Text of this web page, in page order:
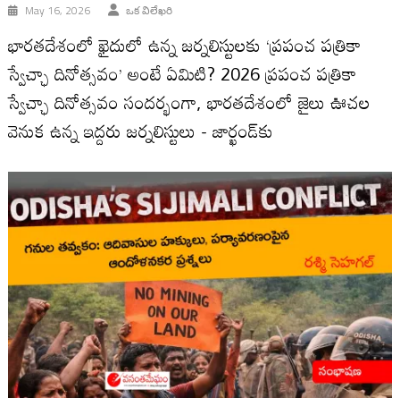
May 16, 2026 ఒక విలేఖరి
భారతదేశంలో ఖైదులో ఉన్న జర్నలిస్టులకు ‘ప్రపంచ పత్రికా
స్వేచ్ఛా దినోత్సవం’ అంటే ఏమిటి? 2026 ప్రపంచ పత్రికా
స్వేచ్ఛా దినోత్సవం సందర్భంగా, భారతదేశంలో జైలు ఊచల
వెనుక ఉన్న ఇద్దరు జర్నలిస్టులు - జార్ఖండ్‌కు